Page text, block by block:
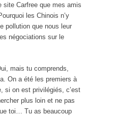
site Carfree que mes amis
les Chinois n’y
pollution que nous leur
négociations sur le
mais tu comprends,
On a été les premiers à
si on est privilégiés, c’est
plus loin et ne pas
toi… Tu as beaucoup